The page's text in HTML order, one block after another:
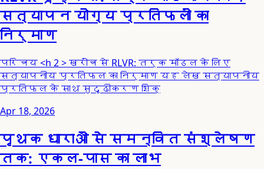
सत्यापन योग्य प्रतिफलों का
निर्माण
परिचय <h 2 > खरोंच से RLVR: तर्क मॉडल के लिए
सत्यापनीय प्रतिफल का निर्माण यह लेख सत्यापनीय
प्रतिफल के साथ सुदृढीकरण शिक्
Apr 18, 2026
पृथक धाराओं से समन्वित संश्लेषण
तक: एकल-पास का लाभ